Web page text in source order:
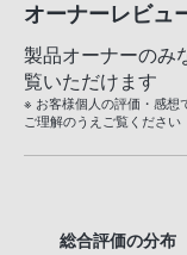
オーナーレビュ
製品オーナーのみ
覧いただけます
※ お客様個人の評価・感想
ご理解のうえご覧ください
総合評価の分布